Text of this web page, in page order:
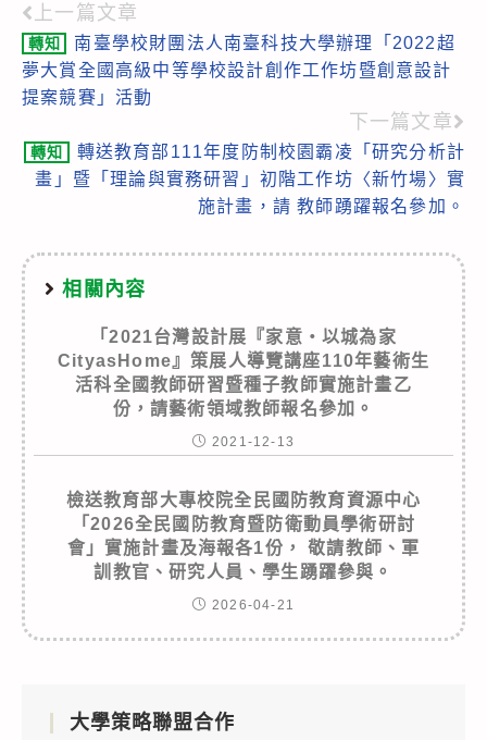
Read
more
articles
上一篇文章
轉知
南臺學校財團法人南臺科技大學辦理「2022超
夢大賞全國高級中等學校設計創作工作坊暨創意設計
提案競賽」活動
下一篇文章
轉知
轉送教育部111年度防制校園霸凌「研究分析計
畫」暨「理論與實務研習」初階工作坊〈新竹場〉實
施計畫，請 教師踴躍報名參加。
相關內容
「2021台灣設計展『家意‧以城為家
CityasHome』策展人導覽講座110年藝術生
活科全國教師研習暨種子教師實施計畫乙
份，請藝術領域教師報名參加。
2021-12-13
檢送教育部大專校院全民國防教育資源中心
「2026全民國防教育暨防衛動員學術研討
會」實施計畫及海報各1份， 敬請教師、軍
訓教官、研究人員、學生踴躍參與。
2026-04-21
大學策略聯盟合作